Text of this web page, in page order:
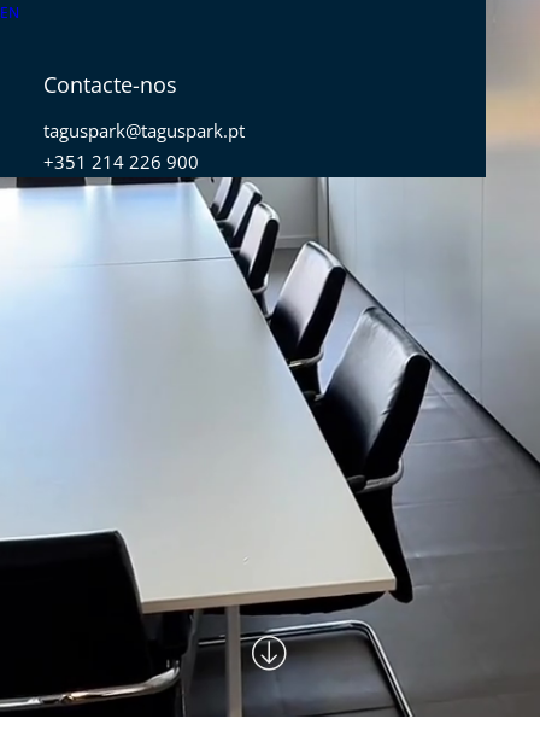
EN
Contacte-nos
taguspark@taguspark.pt
+351 214 226 900